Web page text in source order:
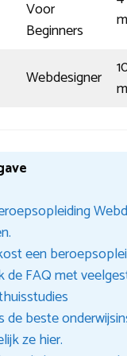
Voor
Beginners
Webdesigner
een
de FAQ met
de beste
ze hier.